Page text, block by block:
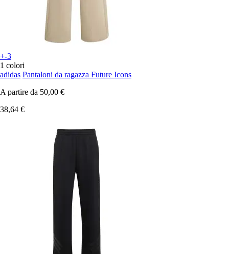
+-3
1 colori
adidas Pantaloni da ragazza Future Icons
A partire da 50,00 €
38,64 €